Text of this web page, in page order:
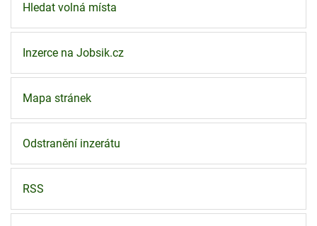
Hledat volná místa
Inzerce na Jobsik.cz
Mapa stránek
Odstranění inzerátu
RSS